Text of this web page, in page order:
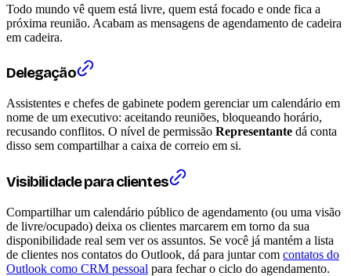
Todo mundo vê quem está livre, quem está focado e onde fica a
próxima reunião. Acabam as mensagens de agendamento de cadeira
em cadeira.
Delegação
Assistentes e chefes de gabinete podem gerenciar um calendário em
nome de um executivo: aceitando reuniões, bloqueando horário,
recusando conflitos. O nível de permissão Representante dá conta
disso sem compartilhar a caixa de correio em si.
Visibilidade para clientes
Compartilhar um calendário público de agendamento (ou uma visão
de livre/ocupado) deixa os clientes marcarem em torno da sua
disponibilidade real sem ver os assuntos. Se você já mantém a lista
de clientes nos contatos do Outlook, dá para juntar com contatos do
Outlook como CRM pessoal para fechar o ciclo do agendamento.